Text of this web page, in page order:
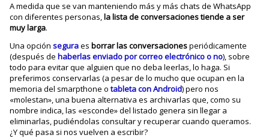
A medida que se van manteniendo más y más chats de WhatsApp
con diferentes personas,la lista de conversaciones tiende a ser
muy larga.
Una opciónseguraesborrar las conversacionesperiódicamente
(después dehaberlas enviado por correo electrónico o no), sobre
todo para evitar que alguien que no deba leerlas, lo haga. Si
preferimos conservarlas (a pesar de lo mucho que ocupan en la
memoria del smarpthone otableta con Android) pero nos
«molestan», una buena alternativa es archivarlas que, como su
nombre indica, las «esconde» del listado genera sin llegar a
eliminarlas, pudiéndolas consultar y recuperar cuando queramos.
¿Y qué pasa si nos vuelven a escribir?